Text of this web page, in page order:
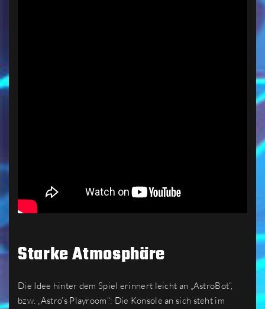
Starke Atmosphäre
Die Idee hinter dem Spiel erinnert leicht an „AstroBot“,
bzw. „Astro’s Playroom“: Die Konsole an sich steht im